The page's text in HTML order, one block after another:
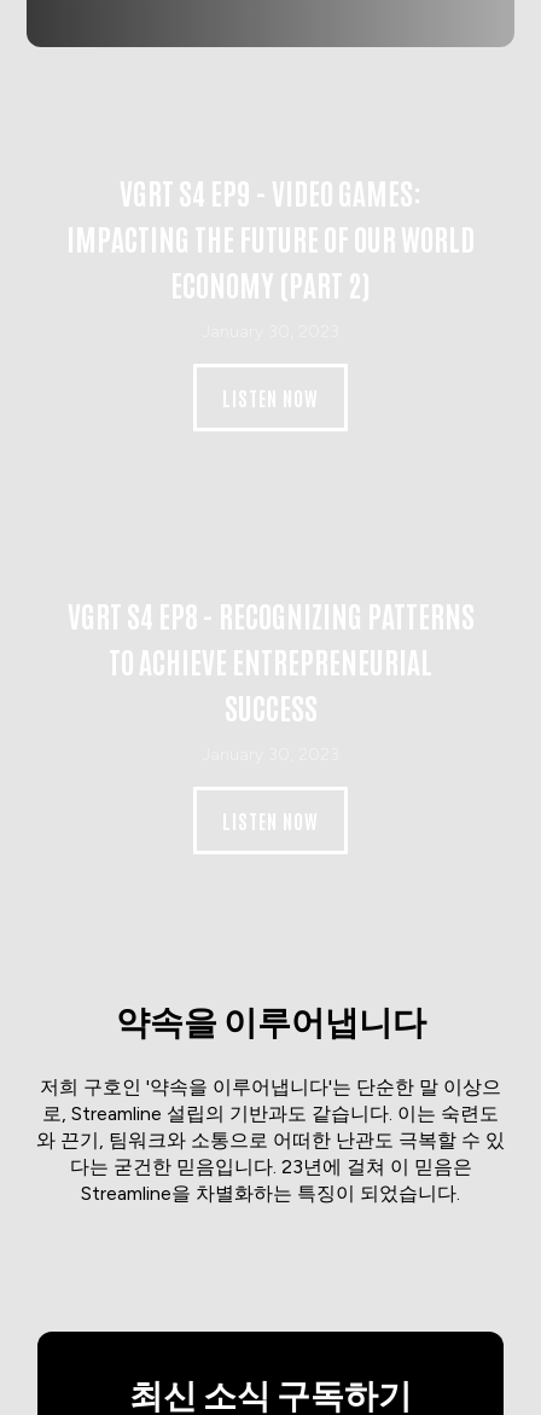
VGRT S4 EP9 - VIDEO GAMES:
IMPACTING THE FUTURE OF OUR WORLD
ECONOMY (PART 2)
LISTEN NOW
VGRT S4 EP8 - RECOGNIZING PATTERNS
TO ACHIEVE ENTREPRENEURIAL
SUCCESS
LISTEN NOW
약속을 이루어냅니다
저희 구호인 '약속을 이루어냅니다'는 단순한 말 이상으
로, Streamline 설립의 기반과도 같습니다. 이는 숙련도
와 끈기, 팀워크와 소통으로 어떠한 난관도 극복할 수 있
다는 굳건한 믿음입니다. 23년에 걸쳐 이 믿음은
Streamline을 차별화하는 특징이 되었습니다.
최신 소식 구독하기